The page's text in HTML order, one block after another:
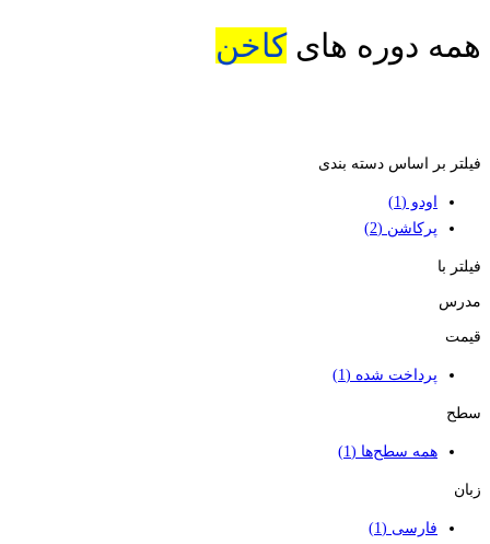
همه دوره هایکاخن
فیلتر بر اساس دسته بندی
اودو (1)
پرکاشن (2)
فیلتر با
مدرس
قیمت
پرداخت شده (1)
سطح
همه سطح‌ها (1)
زبان
فارسی (1)